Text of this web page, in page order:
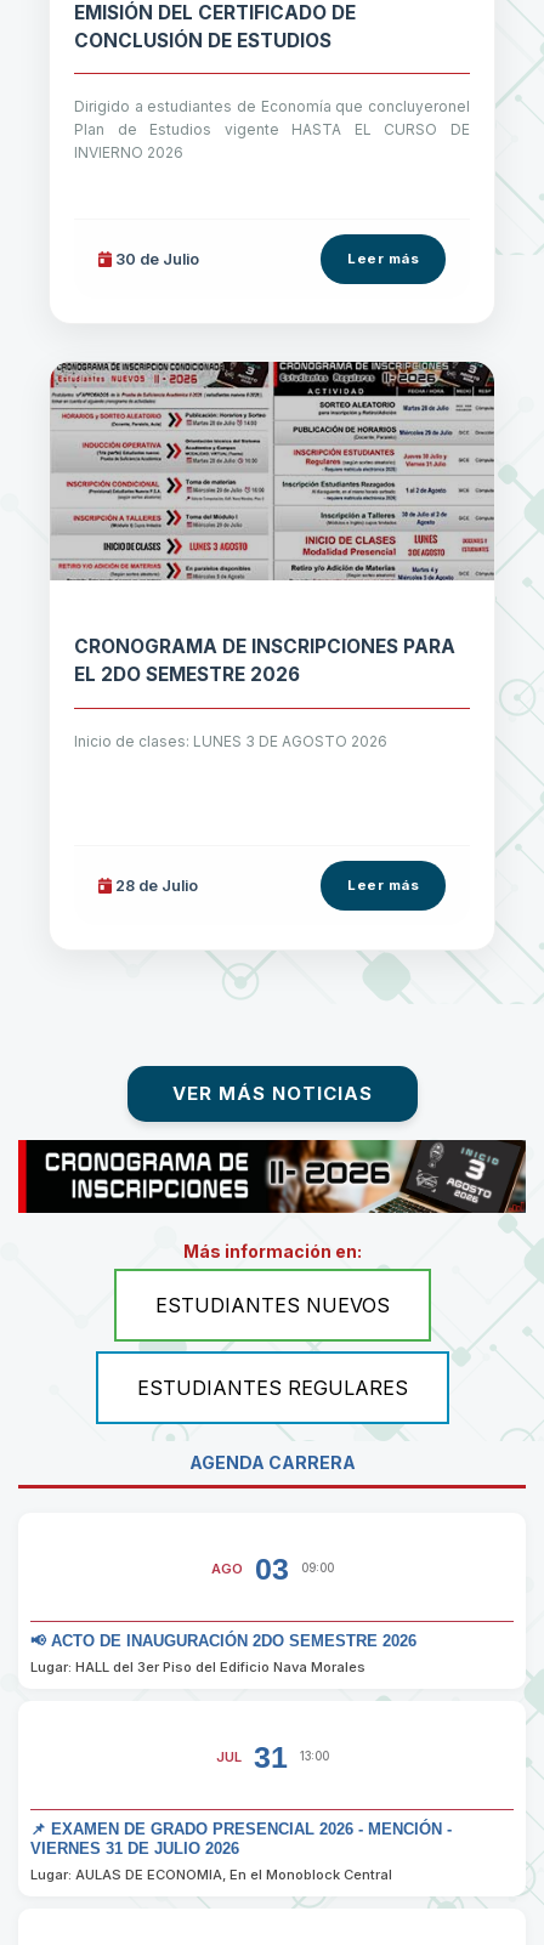
EMISIÓN DEL CERTIFICADO DE
CONCLUSIÓN DE ESTUDIOS
Dirigido a estudiantes de Economía que concluyeronel
Plan de Estudios vigente HASTA EL CURSO DE
INVIERNO 2026
30 de Julio Leer más
CRONOGRAMA DE INSCRIPCIONES PARA
EL 2DO SEMESTRE 2026
Inicio de clases: LUNES 3 DE AGOSTO 2026
28 de Julio Leer más
VER MÁS NOTICIAS
Más información en:
ESTUDIANTES NUEVOS
ESTUDIANTES REGULARES
AGENDA CARRERA
AGO 03 09:00
📢 ACTO DE INAUGURACIÓN 2DO SEMESTRE 2026
Lugar: HALL del 3er Piso del Edificio Nava Morales
JUL 31 13:00
📌 EXAMEN DE GRADO PRESENCIAL 2026 - MENCIÓN -
VIERNES 31 DE JULIO 2026
Lugar: AULAS DE ECONOMIA, En el Monoblock Central